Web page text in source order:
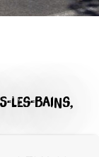
LES-BAINS,